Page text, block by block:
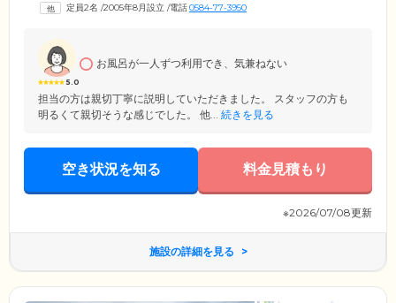
内のお掃除やお食事の準備・片付けなどに協力して取り組んでいただい
定員2名 /2005年8月設立 /電話0584-77-3950
5.0
お風呂が一人ずつ利用でき、気兼ねない
担当の方は親切丁寧に説明していただきました。 スタッフの方も
明るくて親切そうな感じでした。 他... 続きを見る
空き状況を知る 料金見積もり
※2026/07/08更新
施設の詳細を見る